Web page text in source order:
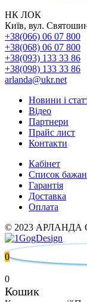
НК ЛОК
Київ, вул.
+38(066) 06 07 800
+38(068) 06 07 800
+38(093) 133 33 86
+38(098) 133 33 86
arlanda@ukr.net
Новини і
Відео
Партнери
Прайс лист
Контакти
Кабінет
Список
Гарантія
Доставка
Оплата
© 2023 АРЛАНДА
0
0
Кошик